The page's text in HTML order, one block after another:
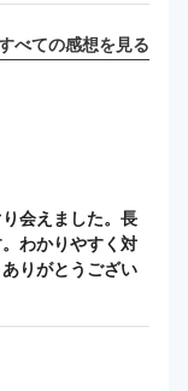
べての感想を見る
会えました。長
わかりやすく対
りがとうござい